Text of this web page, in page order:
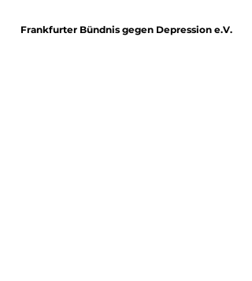
Frankfurter Bündnis gegen Depression e.V.